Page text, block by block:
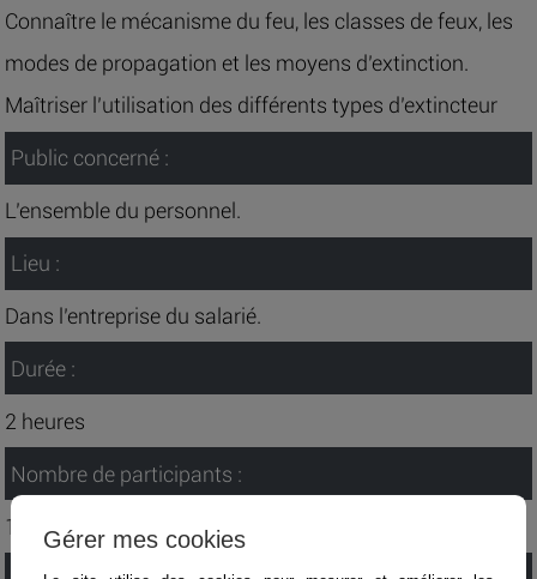
Connaître le mécanisme du feu, les classes de feux, les
modes de propagation et les moyens d’extinction.
Maîtriser l’utilisation des différents types d’extincteur
Public concerné :
L’ensemble du personnel.
Lieu :
Dans l’entreprise du salarié.
Durée :
2 heures
Nombre de participants :
10 participants maximum.
Gérer mes cookies